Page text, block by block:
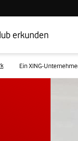
Startseite
erkunden
Ein XING-